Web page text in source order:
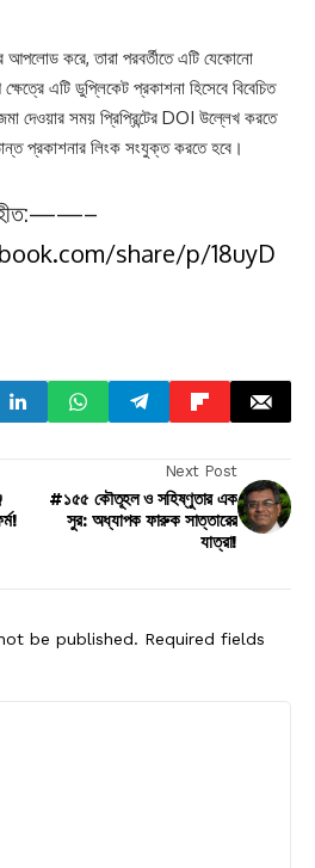
আপলোড করে, তারা পরবর্তীতে এটি যেকোনো
ক্ষেত্রে এটি ডুপ্লিকেট প্রকাশনা হিসেবে বিবেচিত
দেওয়ার সময় প্রিপ্রিন্টের DOI উল্লেখ করতে
প্রকাশনার লিংক সংযুক্ত করতে হবে।
share/p/18uyD
Next Post
#১৫৫ কৌতূহল ও সহিষ্ণুতার এক
সুর: অধ্যাপক ফারুক সাত্তারের
যাত্রা!
be published. Required fields